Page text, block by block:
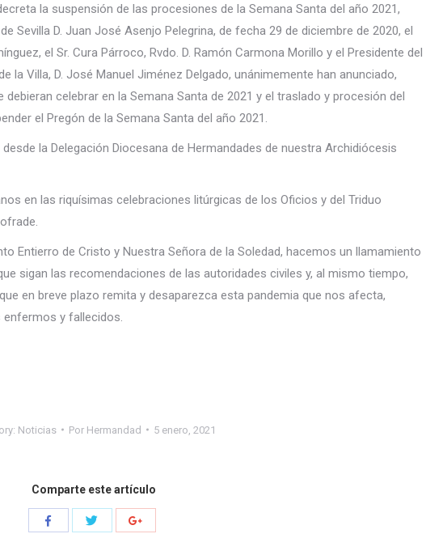
la suspensión de las procesiones de la Semana Santa del año 2021,
Sevilla D. Juan José Asenjo Pelegrina, de fecha 29 de diciembre de 2020, el
el Sr. Cura Párroco, Rvdo. D. Ramón Carmona Morillo y el Presidente del
la Villa, D. José Manuel Jiménez Delgado, unánimemente han anunciado,
celebrar en la Semana Santa de 2021 y el traslado y procesión del
el Pregón de la Semana Santa del año 2021.
la Delegación Diocesana de Hermandades de nuestra Archidiócesis
en las riquísimas celebraciones litúrgicas de los Oficios y del Triduo
Entierro de Cristo y Nuestra Señora de la Soledad, hacemos un llamamiento
sigan las recomendaciones de las autoridades civiles y, al mismo tiempo,
en breve plazo remita y desaparezca esta pandemia que nos afecta,
y fallecidos.
Noticias Por Hermandad 5 enero, 2021
Comparte este artículo
CompartirCompartirCompartir